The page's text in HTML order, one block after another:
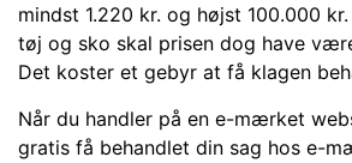
mindst 1.220 kr. og højst 100.000
tøj og sko skal prisen dog have
Det koster et gebyr at få klagen
Når du handler på en e-mærket
gratis få behandlet din sag hos e-